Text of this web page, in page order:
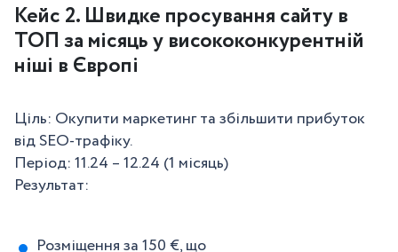
Кейс 2. Швидке просування сайту в
ТОП за місяць у висококонкурентній
ніші в Європі
Ціль: Окупити маркетинг та збільшити прибуток
від SEO-трафіку.
Період: 11.24 – 12.24 (1 місяць)
Результат:
Розміщення за 150 €, що